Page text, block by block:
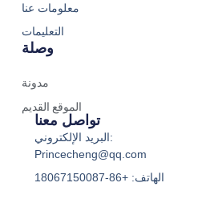
معلومات عنا
التعليمات
وصلة
مدونة
الموقع القديم
تواصل معنا
البريد الإلكتروني:
Princecheng@qq.com